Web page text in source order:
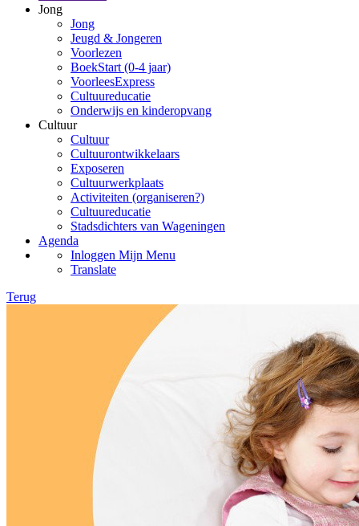
Jong
Jong
Jeugd & Jongeren
Voorlezen
BoekStart (0-4 jaar)
VoorleesExpress
Cultuureducatie
Onderwijs en kinderopvang
Cultuur
Cultuur
Cultuurontwikkelaars
Exposeren
Cultuurwerkplaats
Activiteiten (organiseren?)
Cultuureducatie
Stadsdichters van Wageningen
Agenda
Inloggen Mijn Menu
Translate
Terug